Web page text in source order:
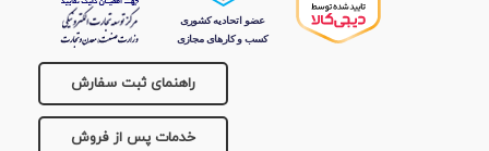
راهنمای ثبت سفارش
خدمات پس از فروش